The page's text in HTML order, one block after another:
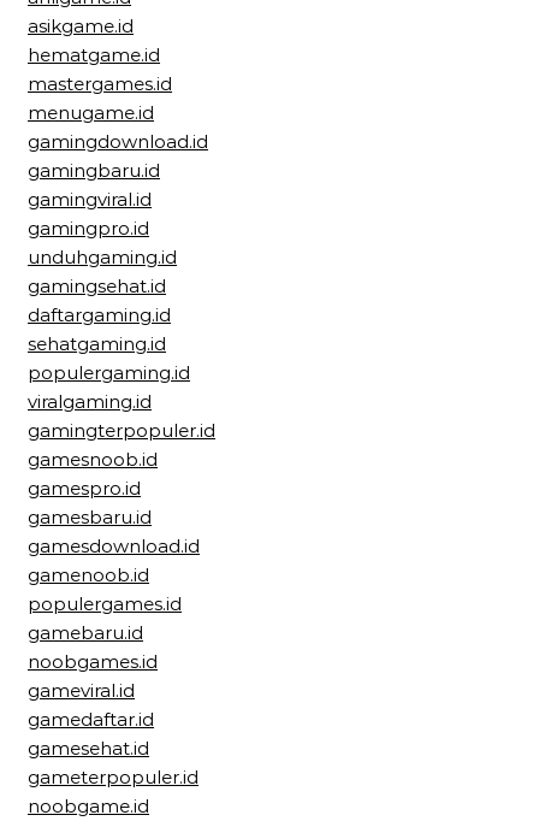
asikgame.id
hematgame.id
mastergames.id
menugame.id
gamingdownload.id
gamingbaru.id
gamingviral.id
gamingpro.id
unduhgaming.id
gamingsehat.id
daftargaming.id
sehatgaming.id
populergaming.id
viralgaming.id
gamingterpopuler.id
gamesnoob.id
gamespro.id
gamesbaru.id
gamesdownload.id
gamenoob.id
populergames.id
gamebaru.id
noobgames.id
gameviral.id
gamedaftar.id
gamesehat.id
gameterpopuler.id
noobgame.id